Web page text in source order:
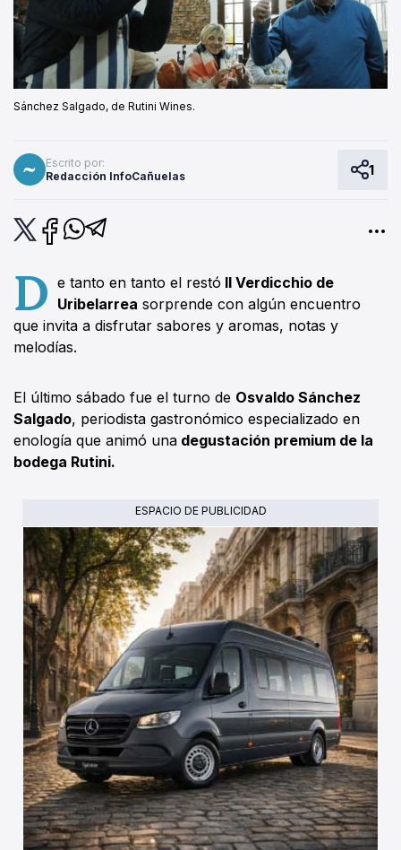
Sánchez Salgado, de Rutini Wines.
Escrito por:
Redacción InfoCañuelas
1
D e tanto en tanto el restó Il Verdicchio de
Uribelarrea sorprende con algún encuentro
que invita a disfrutar sabores y aromas, notas y
melodías.
El último sábado fue el turno de Osvaldo Sánchez
Salgado, periodista gastronómico especializado en
enología que animó una degustación premium de la
bodega Rutini.
ESPACIO DE PUBLICIDAD